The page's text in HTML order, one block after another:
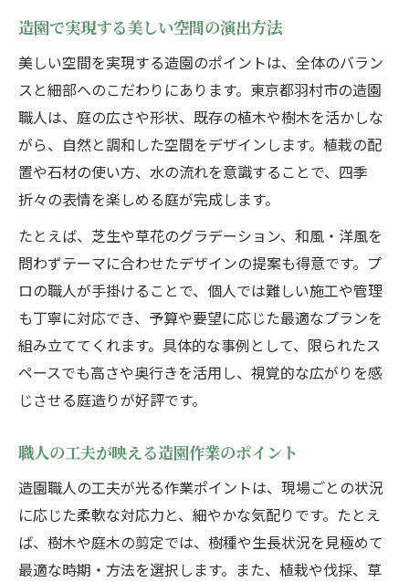
造園の依頼で満足度を高めるコツまとめ
見積もり時に確認したい造園の項目一覧
経験豊富な造園職人の見極め方
経験と技術で選ぶ造園職人の特徴
造園職人の経歴や資格をチェックする方法
プロの造園職人を見極める面談ポイント
造園職人の施工事例で技術力を判断する
樹木や植木の手入れで叶える庭
造園で大切な樹木や植木の手入れ方法
職人目線で見る植木の剪定と管理のコツ
造園技術で庭木を美しく保つメンテナンス
季節ごとの造園で変わる植栽の楽しみ方
造園から考える樹木の健康と成長サポート
造園で実現する美しい空間の演出方法
美しい空間を実現する造園のポイントは、全体のバラン
スと細部へのこだわりにあります。東京都羽村市の造園
職人は、庭の広さや形状、既存の植木や樹木を活かしな
がら、自然と調和した空間をデザインします。植栽の配
置や石材の使い方、水の流れを意識することで、四季
折々の表情を楽しめる庭が完成します。
たとえば、芝生や草花のグラデーション、和風・洋風を
問わずテーマに合わせたデザインの提案も得意です。プ
ロの職人が手掛けることで、個人では難しい施工や管理
も丁寧に対応でき、予算や要望に応じた最適なプランを
組み立ててくれます。具体的な事例として、限られたス
ペースでも高さや奥行きを活用し、視覚的な広がりを感
じさせる庭造りが好評です。
職人の工夫が映える造園作業のポイント
造園職人の工夫が光る作業ポイントは、現場ごとの状況
に応じた柔軟な対応力と、細やかな気配りです。たとえ
ば、樹木や庭木の剪定では、樹種や生長状況を見極めて
最適な時期・方法を選択します。また、植栽や伐採、草